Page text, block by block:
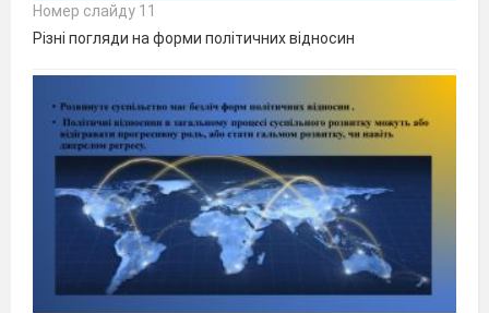
Номер слайду 11
Різні погляди на форми політичних відносин